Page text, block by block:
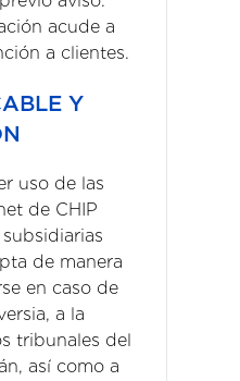
acude a
a clientes.
Y
uso de las
de CHIP
subsidiarias
de manera
en caso de
a la
tribunales del
así como a